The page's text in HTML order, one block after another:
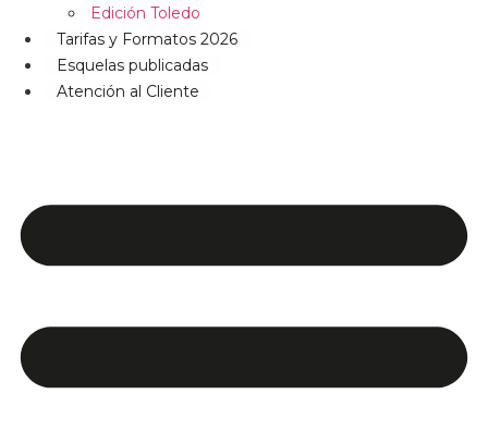
Edición Toledo
Tarifas y Formatos 2026
Esquelas publicadas
Atención al Cliente